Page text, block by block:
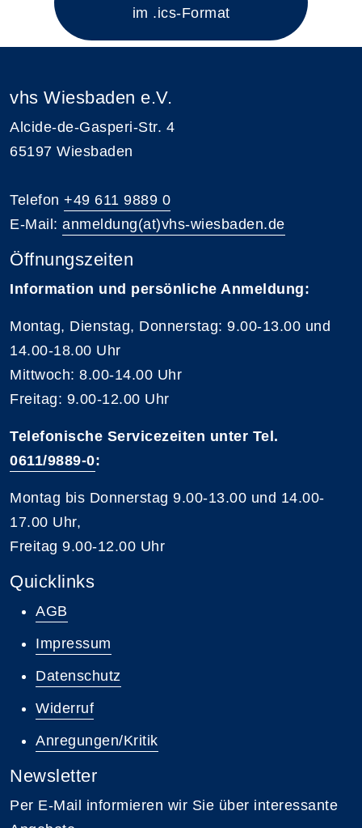
im .ics-Format
vhs Wiesbaden e.V.
Alcide-de-Gasperi-Str. 4
65197 Wiesbaden
Telefon +49 611 9889 0
E-Mail: anmeldung(at)vhs-wiesbaden.de
Öffnungszeiten
Information und persönliche Anmeldung:
Montag, Dienstag, Donnerstag: 9.00-13.00 und
14.00-18.00 Uhr
Mittwoch: 8.00-14.00 Uhr
Freitag: 9.00-12.00 Uhr
Telefonische Servicezeiten unter Tel.
0611/9889-0:
Montag bis Donnerstag 9.00-13.00 und 14.00-
17.00 Uhr,
Freitag 9.00-12.00 Uhr
Quicklinks
AGB
Impressum
Datenschutz
Widerruf
Anregungen/Kritik
Newsletter
Per E-Mail informieren wir Sie über interessante